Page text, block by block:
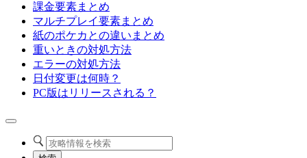
課金要素まとめ
マルチプレイ要素まとめ
紙のポケカとの違いまとめ
重いときの対処方法
エラーの対処方法
日付変更は何時？
PC版はリリースされる？